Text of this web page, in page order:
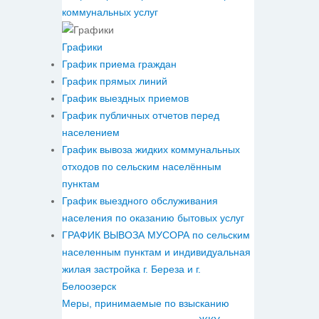
коммунальных услуг
Графики
График приема граждан
График прямых линий
График выездных приемов
График публичных отчетов перед
населением
График вывоза жидких коммунальных
отходов по сельским населённым
пунктам
График выездного обслуживания
населения по оказанию бытовых услуг
ГРАФИК ВЫВОЗА МУСОРА по сельским
населенным пунктам и индивидуальная
жилая застройка г. Береза и г.
Белоозерск
Меры, принимаемые по взысканию